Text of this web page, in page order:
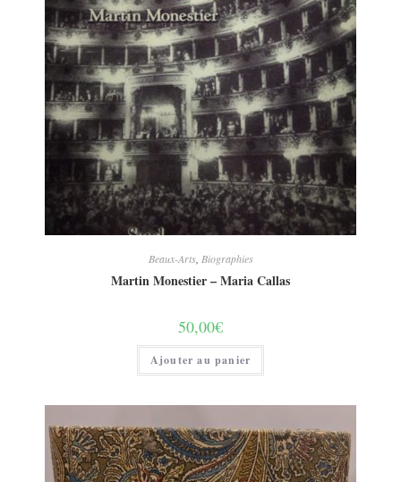
Beaux-Arts, Biographies
Martin Monestier – Maria Callas
50,00€
Ajouter au panier